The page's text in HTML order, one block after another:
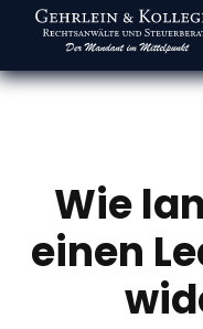
Wie
einen